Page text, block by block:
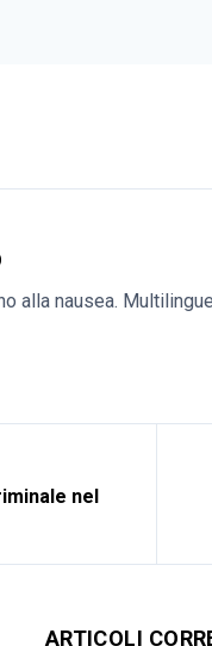
alla nausea.
nel
ARTICOLI